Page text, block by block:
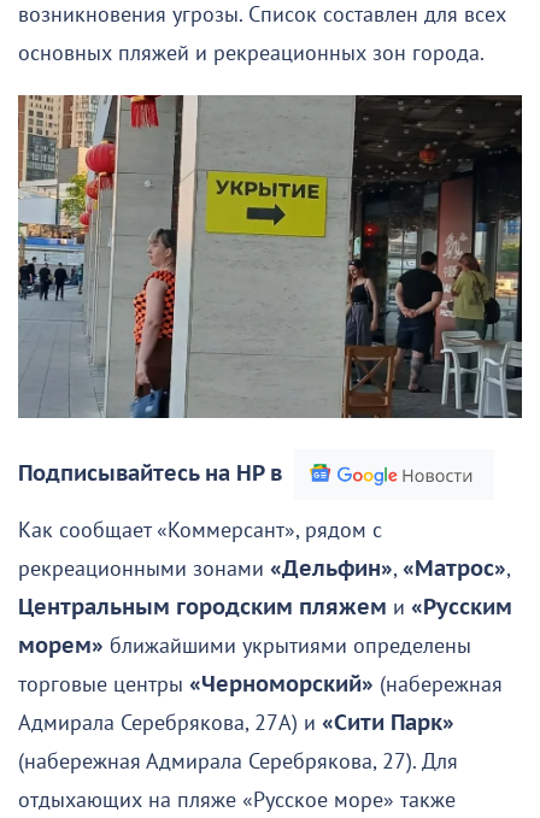
возникновения угрозы. Список составлен для всех
основных пляжей и рекреационных зон города.
Подписывайтесь на НР в
Как сообщает «Коммерсант», рядом с
рекреационными зонами «Дельфин»,«Матрос»,
Центральным городским пляжем и «Русским
морем» ближайшими укрытиями определены
торговые центры «Черноморский» (набережная
Адмирала Серебрякова, 27А) и «Сити Парк»
(набережная Адмирала Серебрякова, 27). Для
отдыхающих на пляже «Русское море» также